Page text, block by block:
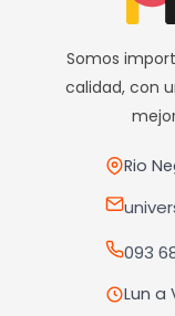
Somos
calidad, con
Rio
093
Lun a